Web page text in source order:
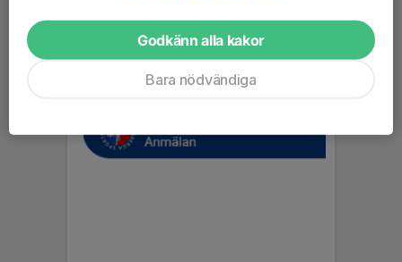
Godkänn alla kakor
Bara nödvändiga